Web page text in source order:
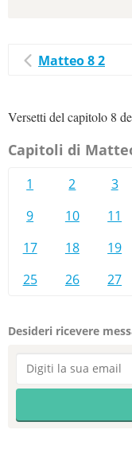
Matteo 8 2
Versetti del capitolo 8
Capitoli di
1 2 3
9 10 11
17
18 19
25
26 27
Desideri ricevere